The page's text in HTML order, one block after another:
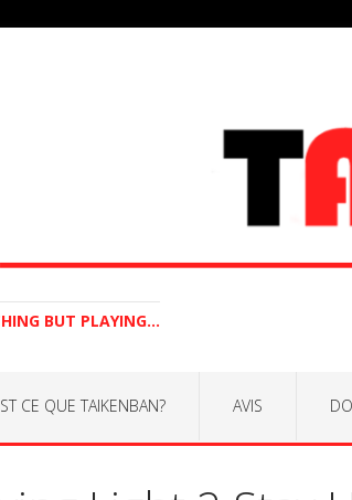
BUT PLAYING...
CE QUE TAIKENBAN? AVIS